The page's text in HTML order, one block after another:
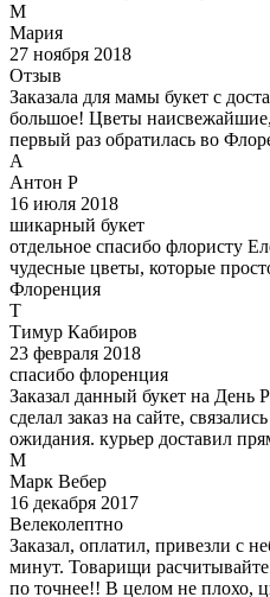
М
Мария
27 ноября 2018
Отзыв
Заказала для мамы букет с
большое! Цветы
первый раз обратилась во
А
Антон Р
16 июля 2018
шикарный букет
отдельное спасибо флористу
чудесные цветы, которые
Флоренция
Т
Тимур Кабиров
23 февраля 2018
спасибо флоренция
Заказал данный букет на День
сделал заказ на сайте,
ожидания. курьер доставил
М
Марк Вебер
16 декабря 2017
Велеколептно
Заказал, оплатил, привезли с
минут. Товарищи
по точнее!! В целом не плохо,